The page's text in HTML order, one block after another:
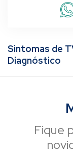
Sintomas de
Diagnóstico
Fique